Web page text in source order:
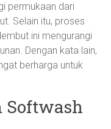
permukaan dari
Selain itu, proses
ini mengurangi
Dengan kata lain,
berharga untuk
Softwash